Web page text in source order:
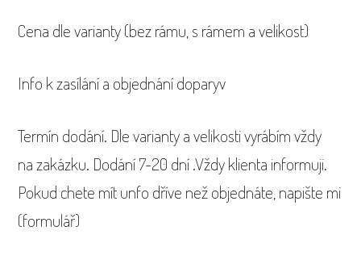
Cena dle varianty (bez rámu, s rámem a velikost)
Info k zasílání a objednání doparyv
Termín dodání. Dle varianty a velikosti vyrábím vždy
na zakázku. Dodání 7-20 dní .Vždy klienta informuji.
Pokud chete mít unfo dříve než objednáte, napište mi
(formulář)